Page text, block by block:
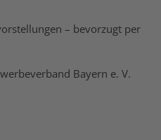
– bevorzugt per
Bayern e. V.